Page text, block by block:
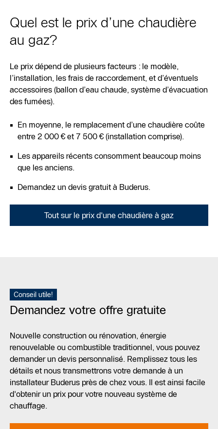
Quel est le prix d’une chaudière
au gaz?
Le prix dépend de plusieurs facteurs : le modèle,
l’installation, les frais de raccordement, et d’éventuels
accessoires (ballon d’eau chaude, système d’évacuation
des fumées).
En moyenne, le remplacement d’une chaudière coûte
entre 2 000 € et 7 500 € (installation comprise).
Les appareils récents consomment beaucoup moins
que les anciens.
Demandez un devis gratuit à Buderus.
Tout sur le prix d'une chaudière à gaz
Conseil utile!
Demandez votre offre gratuite
Nouvelle construction ou rénovation, énergie
renouvelable ou combustible traditionnel, vous pouvez
demander un devis personnalisé. Remplissez tous les
détails et nous transmettrons votre demande à un
installateur Buderus près de chez vous. Il est ainsi facile
d'obtenir un prix pour votre nouveau système de
chauffage.